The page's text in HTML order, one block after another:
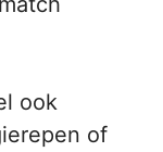
ook
of